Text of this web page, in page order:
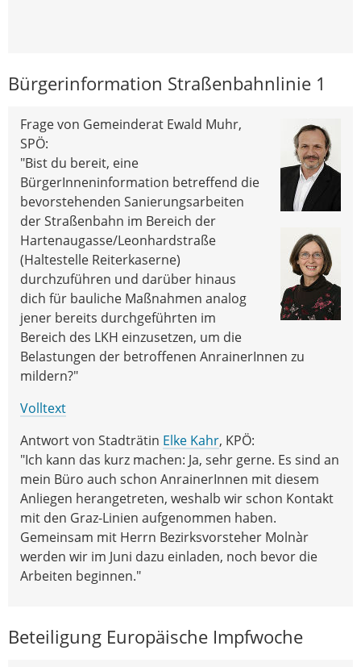
Bürgerinformation Straßenbahnlinie 1
Frage von Gemeinderat Ewald Muhr,
SPÖ:
"Bist du bereit, eine
BürgerInneninformation betreffend die
bevorstehenden Sanierungsarbeiten
der Straßenbahn im Bereich der
Hartenaugasse/Leonhardstraße
(Haltestelle Reiterkaserne)
durchzuführen und darüber hinaus
dich für bauliche Maßnahmen analog
jener bereits durchgeführten im
Bereich des LKH einzusetzen, um die
Belastungen der betroffenen AnrainerInnen zu
mildern?"
Volltext
Antwort von Stadträtin Elke Kahr, KPÖ:
"Ich kann das kurz machen: Ja, sehr gerne. Es sind an
mein Büro auch schon AnrainerInnen mit diesem
Anliegen herangetreten, weshalb wir schon Kontakt
mit den Graz-Linien aufgenommen haben.
Gemeinsam mit Herrn Bezirksvorsteher Molnàr
werden wir im Juni dazu einladen, noch bevor die
Arbeiten beginnen."
Beteiligung Europäische Impfwoche